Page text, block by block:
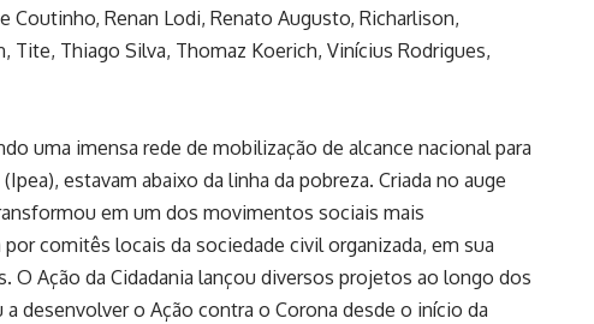
Coutinho, Renan Lodi, Renato Augusto, Richarlison,
Tite, Thiago Silva, Thomaz Koerich, Vinícius Rodrigues,
uma imensa rede de mobilização de alcance nacional para
estavam abaixo da linha da pobreza. Criada no auge
em um dos movimentos sociais mais
comitês locais da sociedade civil organizada, em sua
Ação da Cidadania lançou diversos projetos ao longo dos
desenvolver o Ação contra o Corona desde o início da